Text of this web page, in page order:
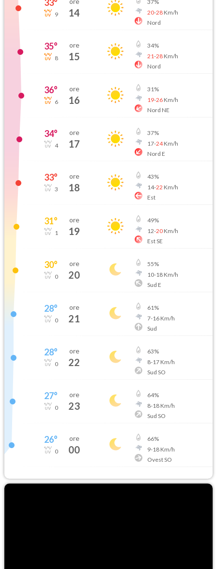
33°
9 14
37%
20-28Km/h
Nord
35°
8
ore
15
34%
21-28Km/h
Nord
36°
6
ore
16
31%
19-26Km/h
Nord NE
34°
4
ore
17
37%
17-24Km/h
Nord E
33°
3
ore
18
43%
14-22 Km/h
Est
31°
1
ore
19
49%
12-20Km/h
Est SE
30°
0
ore
20
55%
10-18Km/h
Sud E
28°
0
ore
21
61%
7-16Km/h
Sud
28°
0
ore
22
63%
8-17Km/h
Sud SO
27°
0
ore
23
64%
8-18Km/h
Sud SO
26°
0
ore
00
66%
9-18Km/h
Ovest SO